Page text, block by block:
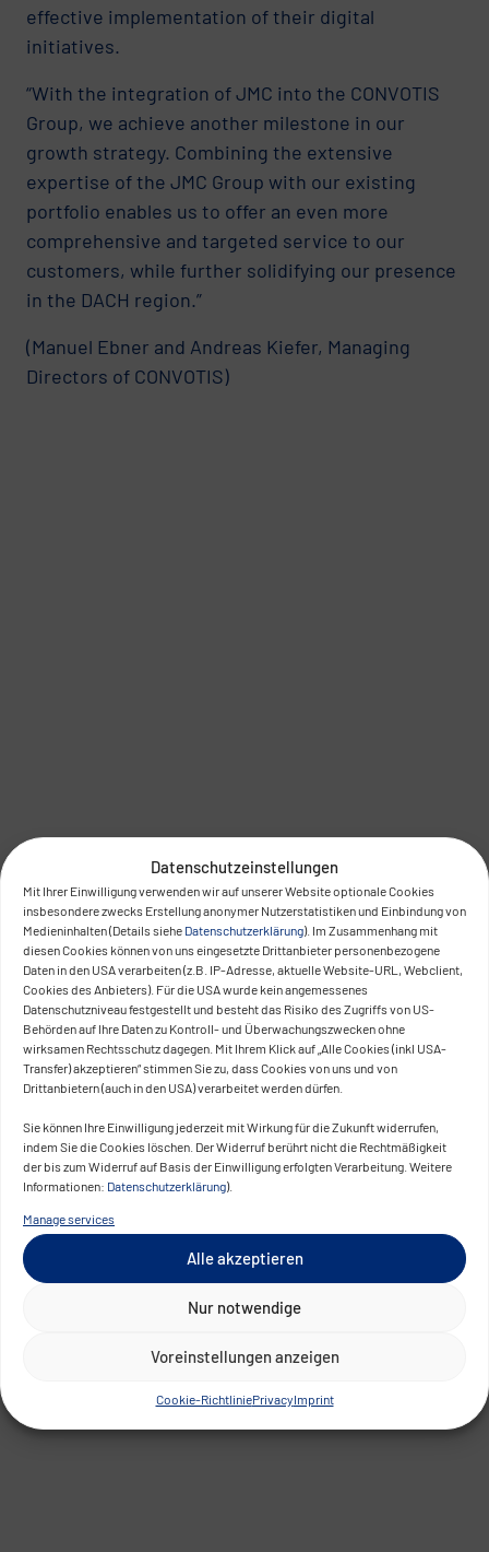
Datenschutzeinstellungen
Mit Ihrer Einwilligung verwenden wir auf unserer Website optionale Cookies
insbesondere zwecks Erstellung anonymer Nutzerstatistiken und Einbindung von
Medieninhalten (Details siehe Datenschutzerklärung). Im Zusammenhang mit
diesen Cookies können von uns eingesetzte Drittanbieter personenbezogene
Daten in den USA verarbeiten (z.B. IP-Adresse, aktuelle Website-URL, Webclient,
Cookies des Anbieters). Für die USA wurde kein angemessenes
Datenschutzniveau festgestellt und besteht das Risiko des Zugriffs von US-
Behörden auf Ihre Daten zu Kontroll- und Überwachungszwecken ohne
wirksamen Rechtsschutz dagegen. Mit Ihrem Klick auf „Alle Cookies (inkl USA-
Transfer) akzeptieren“ stimmen Sie zu, dass Cookies von uns und von
Drittanbietern (auch in den USA) verarbeitet werden dürfen.
Sie können Ihre Einwilligung jederzeit mit Wirkung für die Zukunft widerrufen,
indem Sie die Cookies löschen. Der Widerruf berührt nicht die Rechtmäßigkeit
der bis zum Widerruf auf Basis der Einwilligung erfolgten Verarbeitung. Weitere
Informationen: Datenschutzerklärung).
Manage services
Alle akzeptieren
Nur notwendige
Voreinstellungen anzeigen
Cookie-RichtliniePrivacyImprint
effective implementation of their digital
initiatives.
“With the integration of JMC into the CONVOTIS
Group, we achieve another milestone in our
growth strategy. Combining the extensive
expertise of the JMC Group with our existing
portfolio enables us to offer an even more
comprehensive and targeted service to our
customers, while further solidifying our presence
in the DACH region.”
(Manuel Ebner and Andreas Kiefer, Managing
Directors of CONVOTIS)